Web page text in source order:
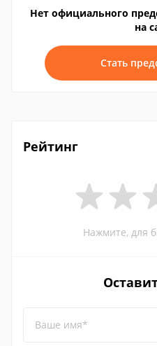
Нет официального
на
Стать
Рейтинг
Нажмите, для
Ваше имя*